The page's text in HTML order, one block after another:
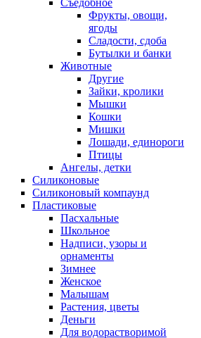
Съедобное
Фрукты, овощи,
ягоды
Сладости, сдоба
Бутылки и банки
Животные
Другие
Зайки, кролики
Мышки
Кошки
Мишки
Лошади, единороги
Птицы
Ангелы, детки
Силиконовые
Силиконовый компаунд
Пластиковые
Пасхальные
Школьное
Надписи, узоры и
орнаменты
Зимнее
Женское
Малышам
Растения, цветы
Деньги
Для водорастворимой